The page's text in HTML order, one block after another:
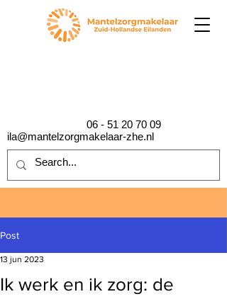
06 - 51 20 70 09
ila@mantelzorgmakelaar-zhe.nl
Post
Ik werk en ik zorg: de
13 jun 2023